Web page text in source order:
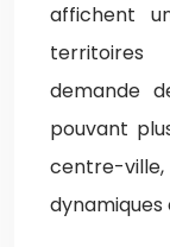
affichent
demande
pouvant
centre-
dynamiques